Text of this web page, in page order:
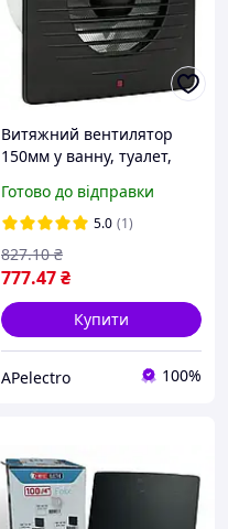
Витяжний вентилятор
150мм у ванну, туалет,
чорний 20Вт
Готово до відправки
5.0 (1)
777.47₴
827.10 ₴
Купити
APelectro 100%